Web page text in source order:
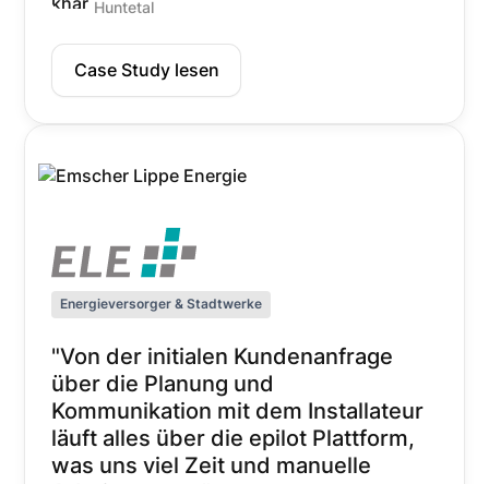
Huntetal
Case Study lesen
Energieversorger & Stadtwerke
"Von der initialen Kundenanfrage
über die Planung und
Kommunikation mit dem Installateur
läuft alles über die epilot Plattform,
was uns viel Zeit und manuelle